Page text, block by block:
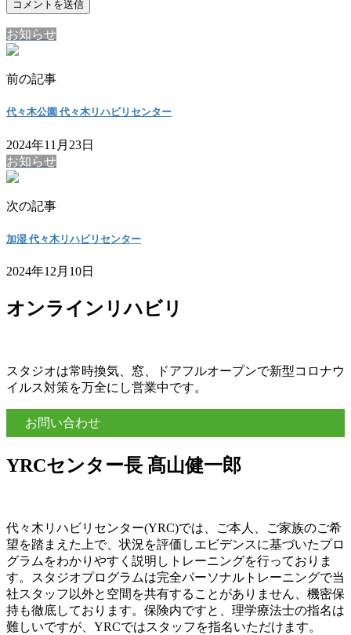
お知らせ
前の記事
代々木公園 代々木リハビリセンター
2024年11月23日
お知らせ
次の記事
加湿 代々木リハビリセンター
2024年12月10日
オンラインリハビリ
スタジオは常時換気、窓、ドアフルオープンで新型コロナウ
イルス対策を万全にし営業中です。
お問い合わせ
YRCセンター長 髙山健一郎
代々木リハビリセンター(YRC)では、ご本人、ご家族のご希
望を踏まえた上で、状況を評価しエビデンスに基づいたプロ
グラムをわかりやすく説明しトレーニングを行っておりま
す。スタジオプログラムは完全パーソナルトレーニングで当
社スタッフ以外と空間を共有することがありません、機密保
持も徹底しております。保険内ですと、理学療法士の指名は
難しいですが、YRCではスタッフを指名いただけます。